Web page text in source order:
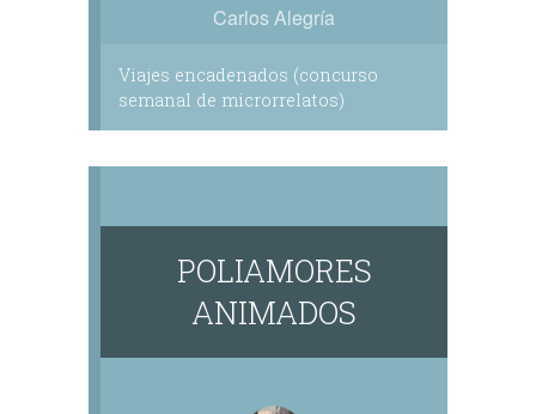
Carlos Alegría
Viajes encadenados (concurso
semanal de microrrelatos)
POLIAMORES
ANIMADOS